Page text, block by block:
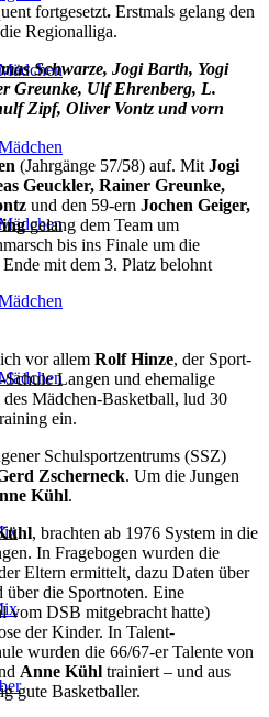
fortgesetzt. Erstmals gelang den
Regionalliga.
Schwarze, Jogi Barth, Yogi
Greunke, Ulf Ehrenberg, L.
Zipf, Oliver Vontz und vorn
(Jahrgänge 57/58) auf. Mit Jogi
Geuckler, Rainer Greunke,
und den 59-ern Jochen Geiger,
gelang dem Team um
bis ins Finale um die
mit dem 3. Platz belohnt
vor allem Rolf Hinze, der Sport-
Langen und ehemalige
Mädchen-Basketball, lud 30
ein.
Schulsportzentrums (SSZ)
Zscherneck. Um die Jungen
Kühl.
, brachten ab 1976 System in die
In Fragebogen wurden die
Eltern ermittelt, dazu Daten über
über die Sportnoten. Eine
vom DSB mitgebracht hatte)
der Kinder. In Talent-
wurden die 66/67-er Talente von
Anne Kühl trainiert – und aus
gute Basketballer.